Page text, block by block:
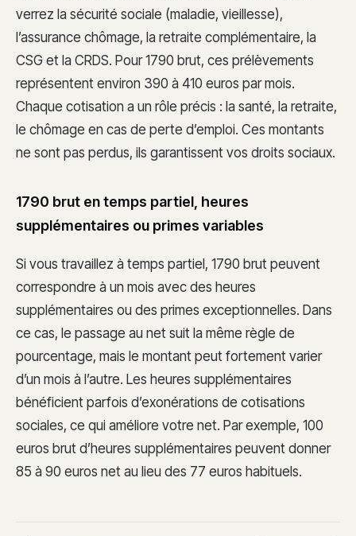
verrez la sécurité sociale (maladie, vieillesse),
l’assurance chômage, la retraite complémentaire, la
CSG et la CRDS. Pour 1790 brut, ces prélèvements
représentent environ 390 à 410 euros par mois.
Chaque cotisation a un rôle précis : la santé, la retraite,
le chômage en cas de perte d’emploi. Ces montants
ne sont pas perdus, ils garantissent vos droits sociaux.
1790 brut en temps partiel, heures
supplémentaires ou primes variables
Si vous travaillez à temps partiel, 1790 brut peuvent
correspondre à un mois avec des heures
supplémentaires ou des primes exceptionnelles. Dans
ce cas, le passage au net suit la même règle de
pourcentage, mais le montant peut fortement varier
d’un mois à l’autre. Les heures supplémentaires
bénéficient parfois d’exonérations de cotisations
sociales, ce qui améliore votre net. Par exemple, 100
euros brut d’heures supplémentaires peuvent donner
85 à 90 euros net au lieu des 77 euros habituels.